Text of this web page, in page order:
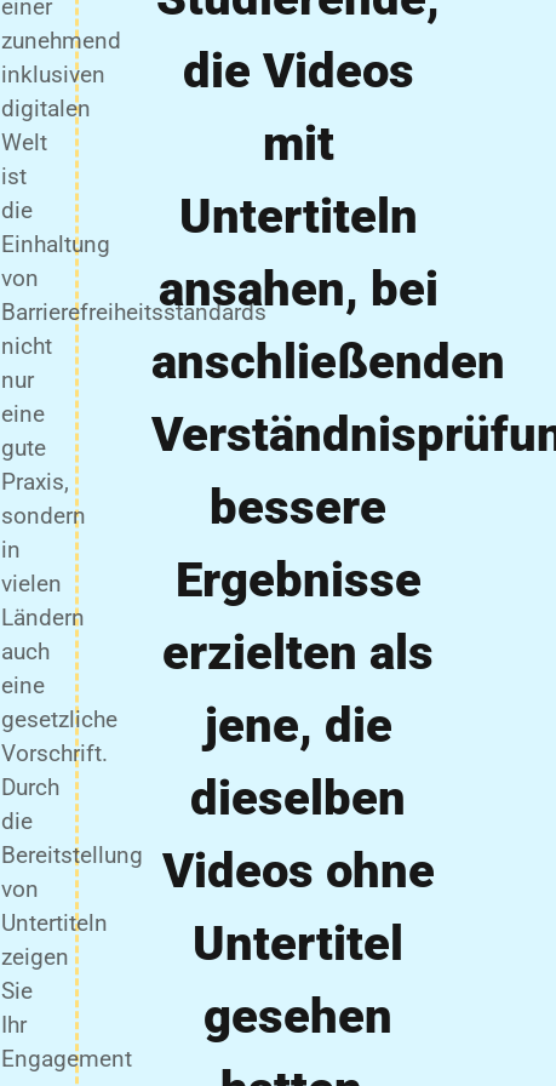
einer
zunehmend
inklusiven
digitalen
Welt
ist
die
Einhaltung
von
Barrierefreiheitsstandards
nicht
nur
eine
gute
Praxis,
sondern
in
vielen
Ländern
auch
eine
gesetzliche
Vorschrift.
Durch
die
Bereitstellung
von
Untertiteln
zeigen
Sie
Ihr
Engagement
die Videos
mit
Untertiteln
ansahen, bei
anschließenden
bessere
Ergebnisse
erzielten als
jene, die
dieselben
Videos ohne
Untertitel
gesehen